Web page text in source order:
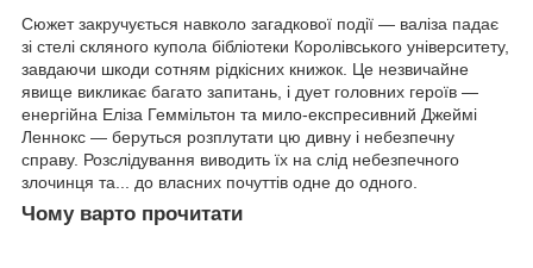
Сюжет закручується навколо загадкової події — валіза падає
зі стелі скляного купола бібліотеки Королівського університету,
завдаючи шкоди сотням рідкісних книжок. Це незвичайне
явище викликає багато запитань, і дует головних героїв —
енергійна Еліза Геммільтон та мило-експресивний Джеймі
Леннокс — беруться розплутати цю дивну і небезпечну
справу. Розслідування виводить їх на слід небезпечного
злочинця та... до власних почуттів одне до одного.
Чому варто прочитати